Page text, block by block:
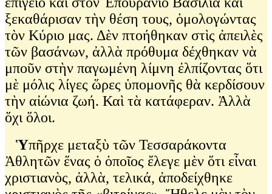
ξεκαθάρισαν τὴν θέση τους, ὁμολογώντας
τὸν Κύριο μας. Δὲν πτοήθηκαν στὶς ἀπειλὲς
τῶν βασάνων, ἀλλὰ πρόθυμα δέχθηκαν νὰ
μποῦν στὴν παγωμένη λίμνη ἐλπίζοντας ὅτι
μὲ μόλις λίγες ὥρες ὑπομονῆς θὰ κερδίσουν
τὴν αἰώνια ζωή. Καὶ τὰ κατάφεραν. Ἀλλὰ
ὅχι ὅλοι.
Ὑπῆρχε μεταξὺ τῶν Τεσσαράκοντα
Ἀθλητῶν ἕνας ὁ ὁποῖος ἔλεγε μὲν ὅτι εἶναι
χριστιανὸς, ἀλλὰ, τελικά, ἀποδείχθηκε